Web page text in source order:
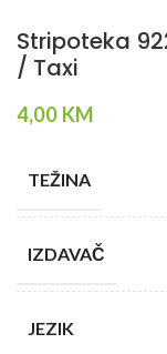
Stripoteka
/ Taxi
4,00 KM
TEŽINA
IZDAVAČ
JEZIK